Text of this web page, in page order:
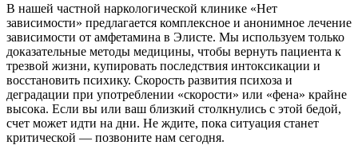
В нашей частной наркологической клинике «Нет
зависимости» предлагается комплексное и анонимное лечение
зависимости от амфетамина в Элисте. Мы используем только
доказательные методы медицины, чтобы вернуть пациента к
трезвой жизни, купировать последствия интоксикации и
восстановить психику. Скорость развития психоза и
деградации при употреблении «скорости» или «фена» крайне
высока. Если вы или ваш близкий столкнулись с этой бедой,
счет может идти на дни. Не ждите, пока ситуация станет
критической — позвоните нам сегодня.